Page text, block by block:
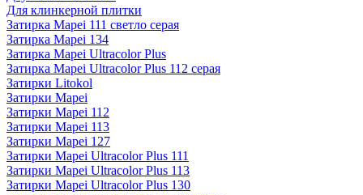
Для клинкерной плитки
Затирка Mapei 111 светло серая
Затирка Mapei 134
Затирка Mapei Ultracolor Plus
Затирка Mapei Ultracolor Plus 112 серая
Затирки Litokol
Затирки Mapei
Затирки Mapei 112
Затирки Mapei 113
Затирки Mapei 127
Затирки Mapei Ultracolor Plus 111
Затирки Mapei Ultracolor Plus 113
Затирки Mapei Ultracolor Plus 130